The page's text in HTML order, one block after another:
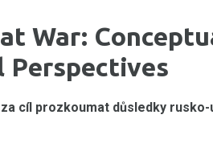
War:
Perspectives
cíl prozkoumat důsledky